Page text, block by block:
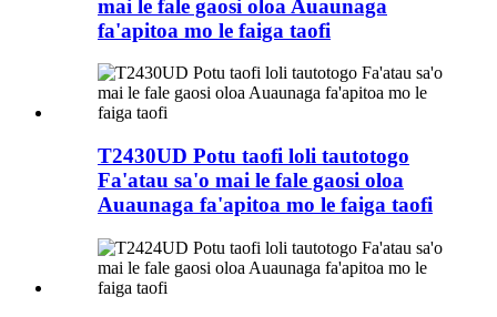
mai le fale gaosi oloa Auaunaga
fa'apitoa mo le faiga taofi
T2430UD Potu taofi loli tautotogo
Fa'atau sa'o mai le fale gaosi oloa
Auaunaga fa'apitoa mo le faiga taofi